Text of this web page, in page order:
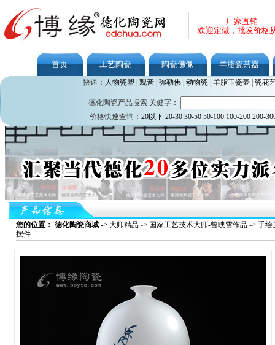
厂家直销
欢迎定做，批发价格
首页 工艺陶瓷 陶瓷佛像 羊脂瓷茶器
快速： 人物瓷塑 观音| 弥勒佛| 动物瓷| 羊脂玉瓷壶| 瓷花
德化陶瓷产品搜索 关健字：
价格快速查询： 20以下 20-30 30-50 50-100 100-200 200-
您的位置： 德化陶瓷商城 -> 大师精品 -> 国家工艺技术大师-曾映雪作品 -> 手绘
摆件